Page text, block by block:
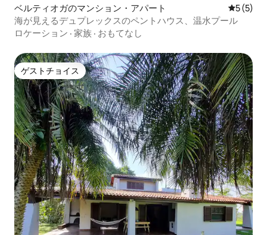
ベルティオガのマンション・アパート レビュー
5 (5)
海が見えるデュプレックスのペントハウス、温水プール
ロケーション · 家族 · おもてなし
ゲストチョイス
ゲストチョイス